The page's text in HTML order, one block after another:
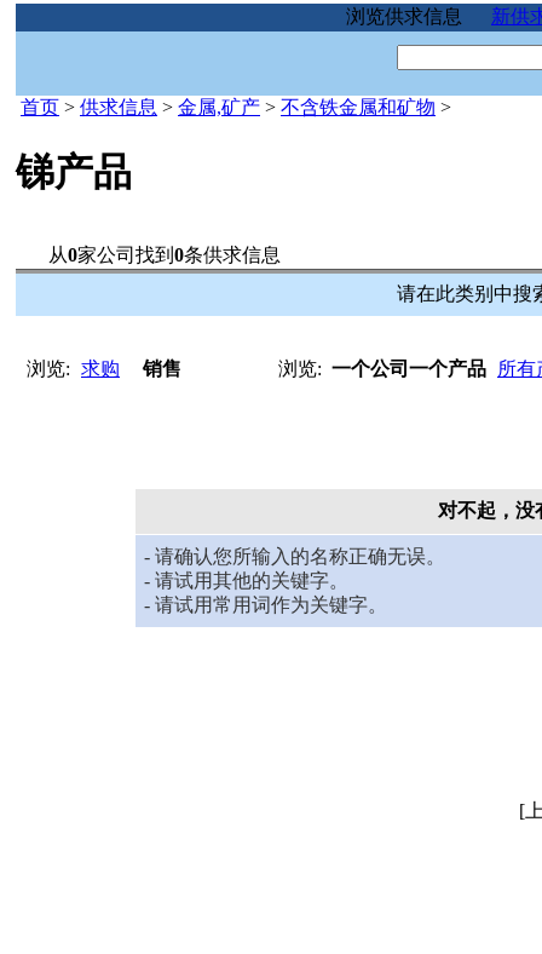
浏览供求信息 新供
首页 > 供求信息 > 金属,矿产 > 不含铁金属和矿物 >
锑产品
从0家公司找到 0条供求信息
请在此类别中搜
浏览: 求购 销售 浏览: 一个公司一个产品 所有
对不起，
- 请确认您所输入的名称正确无误。
- 请试用其他的关键字。
- 请试用常用词作为关键字。
[